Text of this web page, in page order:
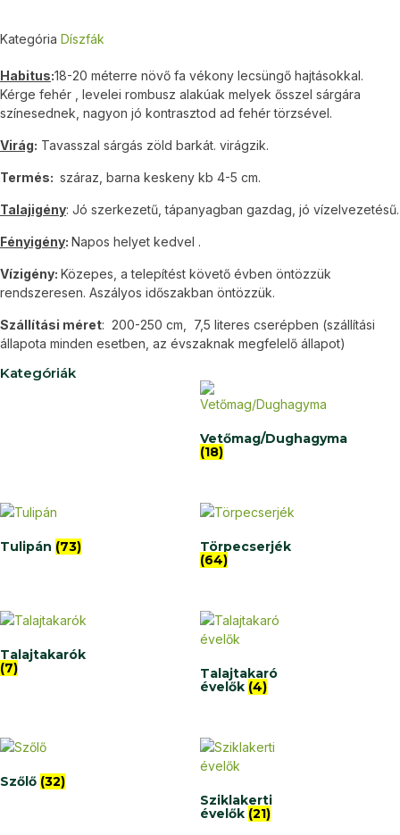
Kategória Díszfák
Habitus:18-20 méterre növő fa vékony lecsüngő hajtásokkal.
Kérge fehér , levelei rombusz alakúak melyek ősszel sárgára
színesednek, nagyon jó kontrasztod ad fehér törzsével.
Virág: Tavasszal sárgás zöld barkát. virágzik.
Termés: száraz, barna keskeny kb 4-5 cm.
Talajigény: Jó szerkezetű, tápanyagban gazdag, jó vízelvezetésű.
Fényigény: Napos helyet kedvel .
Vízigény: Közepes, a telepítést követő évben öntözzük
rendszeresen. Aszályos időszakban öntözzük.
Szállítási méret: 200-250 cm, 7,5 literes cserépben (szállítási
állapota minden esetben, az évszaknak megfelelő állapot)
Kategóriák
Vetőmag/Dughagyma
(18)
Tulipán (73)
Törpecserjék
(64)
Talajtakarók
(7)
Talajtakaró
évelők (4)
Szőlő (32)
Sziklakerti
évelők (21)